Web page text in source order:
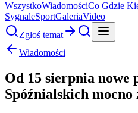
WszystkoWiadomościCo Gdzie
SygnaleSportGaleriaVideo
Zgłoś temat
Wiadomości
Od 15 sierpnia nowe
Spóźnialskich